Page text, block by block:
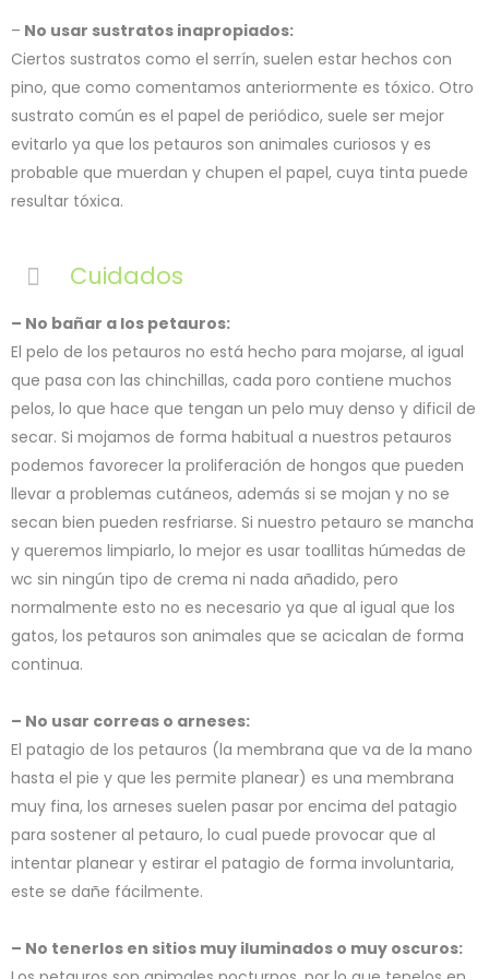
– No usar sustratos inapropiados:
Ciertos sustratos como el serrín, suelen estar hechos con
pino, que como comentamos anteriormente es tóxico. Otro
sustrato común es el papel de periódico, suele ser mejor
evitarlo ya que los petauros son animales curiosos y es
probable que muerdan y chupen el papel, cuya tinta puede
resultar tóxica.
Cuidados
– No bañar a los petauros:
El pelo de los petauros no está hecho para mojarse, al igual
que pasa con las chinchillas, cada poro contiene muchos
pelos, lo que hace que tengan un pelo muy denso y dificil de
secar. Si mojamos de forma habitual a nuestros petauros
podemos favorecer la proliferación de hongos que pueden
llevar a problemas cutáneos, además si se mojan y no se
secan bien pueden resfriarse. Si nuestro petauro se mancha
y queremos limpiarlo, lo mejor es usar toallitas húmedas de
wc sin ningún tipo de crema ni nada añadido, pero
normalmente esto no es necesario ya que al igual que los
gatos, los petauros son animales que se acicalan de forma
continua.
– No usar correas o arneses:
El patagio de los petauros (la membrana que va de la mano
hasta el pie y que les permite planear) es una membrana
muy fina, los arneses suelen pasar por encima del patagio
para sostener al petauro, lo cual puede provocar que al
intentar planear y estirar el patagio de forma involuntaria,
este se dañe fácilmente.
– No tenerlos en sitios muy iluminados o muy oscuros: